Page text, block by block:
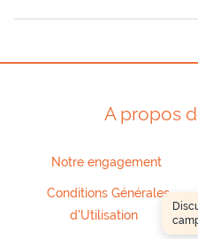
Pays de Loire
A propos
Notre engagement
Conditions Générales
d'Utilisation